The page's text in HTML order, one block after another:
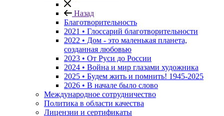
Назад
Благотворительность
2021 • Глоссарий благотворительности
2022 • Дом - это маленькая планета,
созданная любовью
2023 • От Руси до России
2024 • Война и мир глазами художника
2025 • Будем жить и помнить! 1945-2025
2026 • В начале было слово
Международное сотрудничество
Политика в области качества
Лицензии и сертификаты